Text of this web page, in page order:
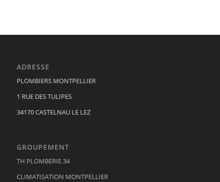
ADRESSE
PLOMBIERS MONTPELLIER
1 RUE DES TULIPES
34170 CASTELNAU LE LEZ
GROUPEMENT
TH PLOMBERIE 34
CLIMATISATION MONTPELLIER